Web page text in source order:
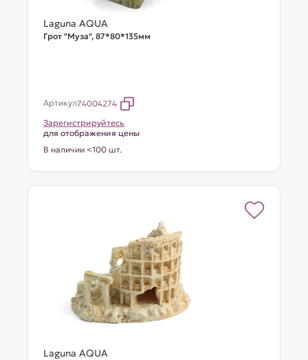
Laguna AQUA
Грот "Муза", 87*80*135мм
Артикул74004274
Зарегистрируйтесь
для отображения цены
В наличии <100 шт.
Laguna AQUA